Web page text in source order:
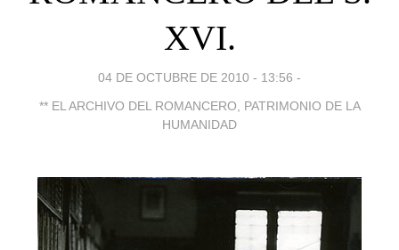
XVI.
04 DE OCTUBRE DE 2010 - 13:56 -
** EL ARCHIVO DEL ROMANCERO, PATRIMONIO DE LA
HUMANIDAD